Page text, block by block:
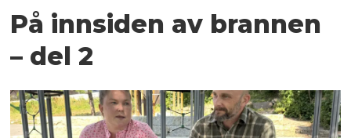
På innsiden av brannen
– del 2